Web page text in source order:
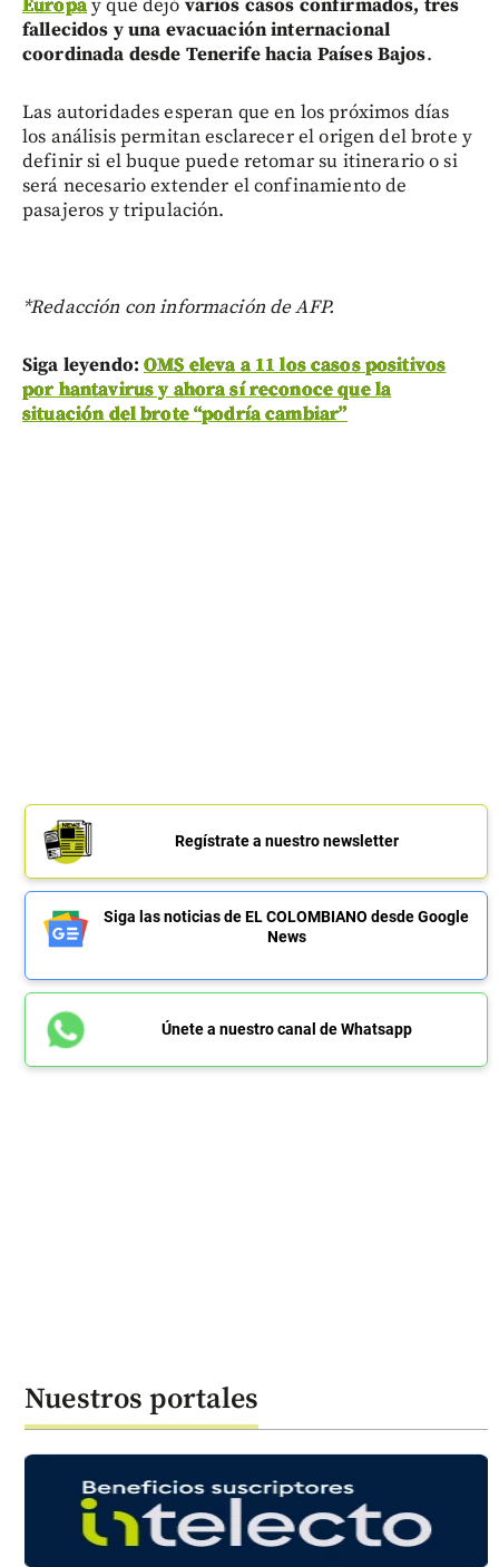
Europay que dejó varios casos confirmados, tres
fallecidos y una evacuación internacional
coordinada desde Tenerife hacia Países Bajos.
Las autoridades esperan que en los próximos días
los análisis permitan esclarecer el origen del brote y
definir si el buque puede retomar su itinerario o si
será necesario extender el confinamiento de
pasajeros y tripulación.
*Redacción con información de AFP.
Siga leyendo:OMS eleva a 11 los casos positivos
por hantavirus y ahora sí reconoce que la
situación del brote “podría cambiar”
Regístrate a nuestro newsletter
Siga las noticias de EL COLOMBIANO desde Google
News
Únete a nuestro canal de Whatsapp
Nuestros portales